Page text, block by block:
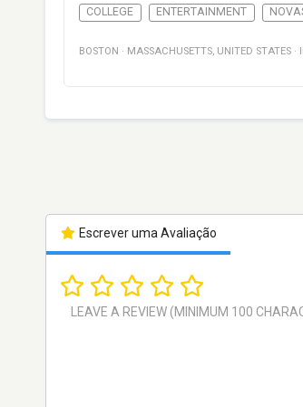
COLLEGE ENTERTAINMENT
BOSTON · MASSACHUSETTS, UNITED STATES ·
Escrever uma Avaliação